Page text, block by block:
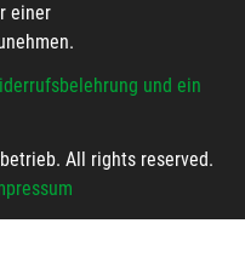
einer
und ein
All rights reserved.